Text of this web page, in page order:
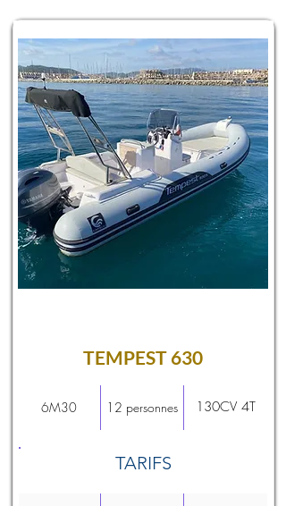
TEMPEST 630
6M30 12 personnes 130CV 4T
TARIFS